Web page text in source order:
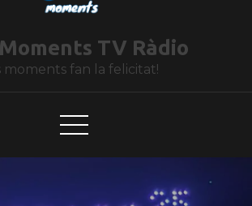
TV Ràdio
moments fan la felicitat!